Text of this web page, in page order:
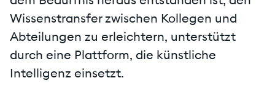
Wissenstransfer zwischen Kollegen und
Abteilungen zu erleichtern, unterstützt
durch eine Plattform, die künstliche
Intelligenz einsetzt.